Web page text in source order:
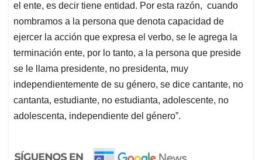
el ente, es decir tiene entidad. Por esta razón, cuando
nombramos a la persona que denota capacidad de
ejercer la acción que expresa el verbo, se le agrega la
terminación ente, por lo tanto, a la persona que preside
se le llama presidente, no presidenta, muy
independientemente de su género, se dice cantante, no
cantanta, estudiante, no estudianta, adolescente, no
adolescenta, independiente del género”.